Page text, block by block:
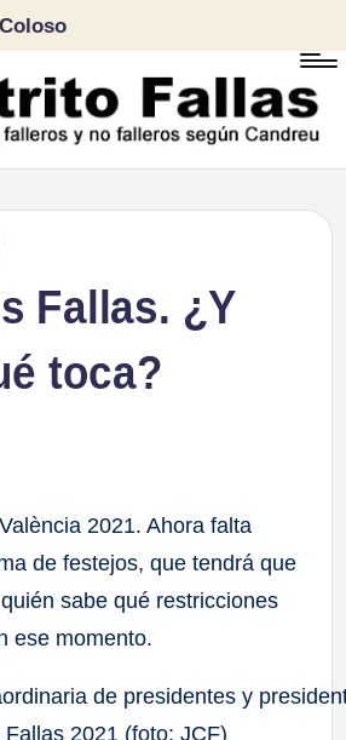
Coloso
Fallas. ¿Y
toca?
2021. Ahora falta
de festejos, que tendrá que
sabe qué restricciones
ese momento.